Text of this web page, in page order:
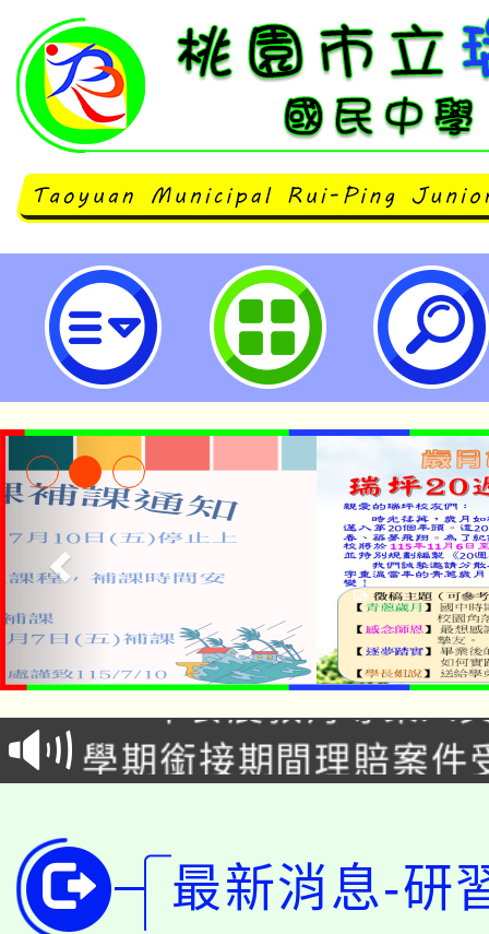
桃園市立瑞坪國民中學
淨零綠生活教案入校路
會
115年食農教育專業人
程
學期銜接期間理賠案件
版
淨零綠領人才培育課程
公告本校115學年度第
代理(課)教師甄選結果(
「2026金融保險知識
最新消息-研